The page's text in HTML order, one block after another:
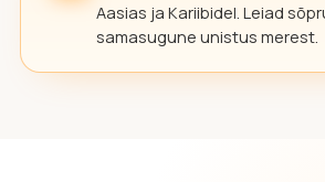
Aasias ja Kariibidel. Leiad
samasugune unistus merest.